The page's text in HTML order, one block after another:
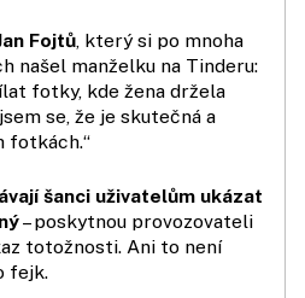
Fojtů, který si po mnoha
našel manželku na Tinderu:
fotky, kde žena držela
se, že je skutečná a
fotkách.“
šanci uživatelům ukázat
– poskytnou provozovateli
totožnosti. Ani to není
fejk.